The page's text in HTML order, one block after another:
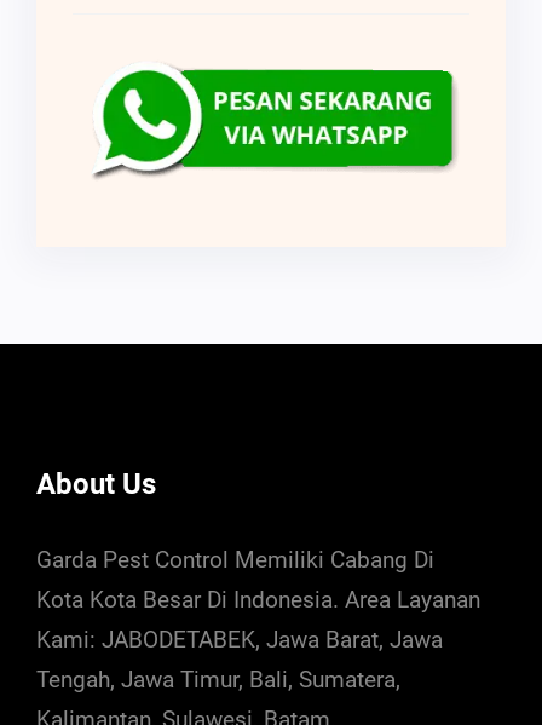
About Us
Garda Pest Control Memiliki Cabang Di
Kota Kota Besar Di Indonesia. Area Layanan
Kami: JABODETABEK, Jawa Barat, Jawa
Tengah, Jawa Timur, Bali, Sumatera,
Kalimantan, Sulawesi, Batam.